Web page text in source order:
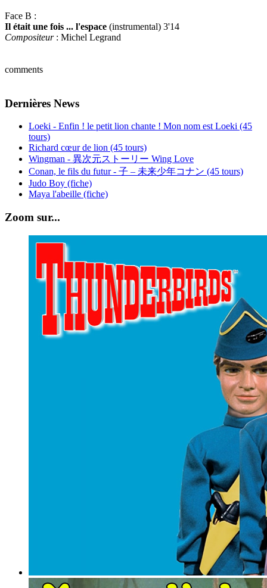
Face B :
Il était une fois ... l'espace (instrumental) 3'14
Compositeur: Michel Legrand
comments
Dernières News
Loeki - Enfin ! le petit lion chante ! Mon nom est Loeki (45
tours)
Richard cœur de lion (45 tours)
Wingman - 異次元ストーリー Wing Love
Conan, le fils du futur - 子 – 未来少年コナン (45 tours)
Judo Boy (fiche)
Maya l'abeille (fiche)
Zoom sur...